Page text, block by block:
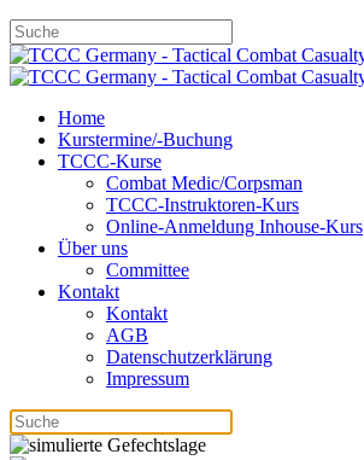
Home
Kurstermine/-Buchung
TCCC-Kurse
Combat Medic/Corpsman
TCCC-Instruktoren-Kurs
Online-Anmeldung Inhouse-Kurs
Über uns
Committee
Kontakt
Kontakt
AGB
Datenschutzerklärung
Impressum